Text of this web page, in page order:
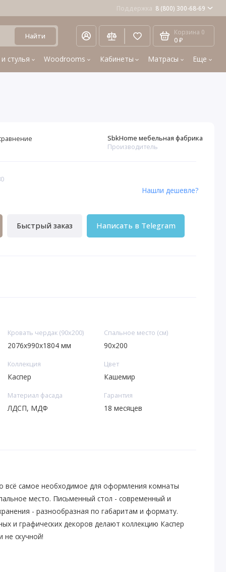
Поддержка 8 (800) 300-68-69
Найти Корзина 0
0 ₽
стулья Woodrooms Кабинеты Матрасы Еще
SbkHome мебельная фабрика
Производитель
Быстрый заказ Написать в Telegram
Нашли дешевле?
Кровать чердак (90х200)
2076х990х1804 мм
Спальное место (см)
90х200
Коллекция
Каспер
Цвет
Кашемир
Материал фасада
ЛДСП, МДФ
Гарантия
18 месяцев
всё самое необходимое для оформления комнаты
место. Письменный стол - современный и
- разнообразная по габаритам и формату.
и графических декоров делают коллекцию Каспер
не скучной!